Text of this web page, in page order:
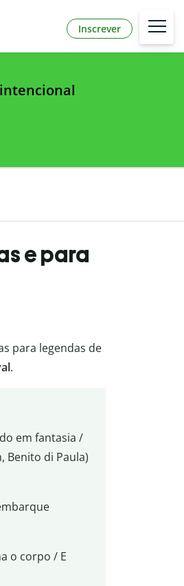
Inscrever
e para
para legendas de
.
em fantasia /
Benito di Paula)
o corpo / E